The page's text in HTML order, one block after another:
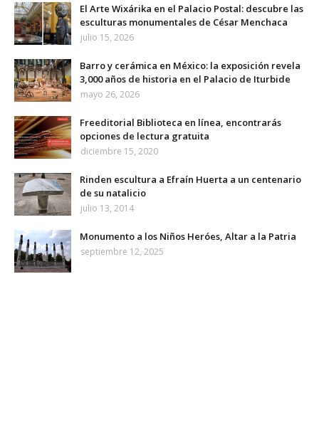
El Arte Wixárika en el Palacio Postal: descubre las
esculturas monumentales de César Menchaca
julio 15, 2026
Barro y cerámica en México: la exposición revela
3,000 años de historia en el Palacio de Iturbide
mayo 26, 2026
Freeditorial Biblioteca en línea, encontrarás
opciones de lectura gratuita
diciembre 15, 2020
Rinden escultura a Efraín Huerta a un centenario
de su natalicio
julio 13, 2014
Monumento a los Niños Heróes, Altar a la Patria
septiembre 12, 2025